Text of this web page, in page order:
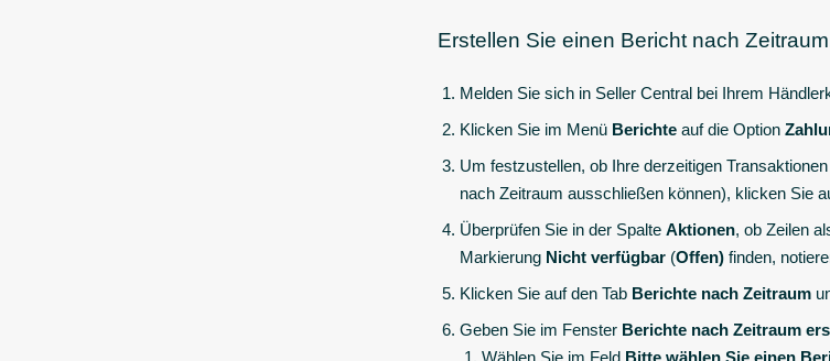
Erstellen Sie einen Bericht nach
Melden Sie sich in Seller Central bei Ihrem
Klicken Sie im Menü Berichte auf die Option
Um festzustellen, ob Ihre derzeitigen
nach Zeitraum ausschließen können), klicken Sie
Überprüfen Sie in der Spalte Aktionen, ob Zeilen
Markierung Nicht verfügbar (Offen) finden,
Klicken Sie auf den Tab Berichte nach Zeitraum
Geben Sie im Fenster Berichte nach Zeitraum